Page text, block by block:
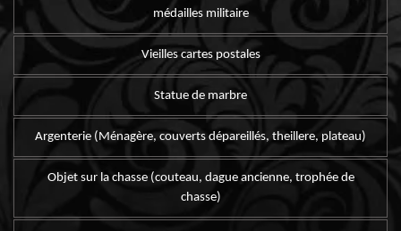
médailles militaire
Vieilles cartes postales
Statue de marbre
Argenterie (Ménagère, couverts dépareillés, theillere, plateau)
Objet sur la chasse (couteau, dague ancienne, trophée de
chasse)